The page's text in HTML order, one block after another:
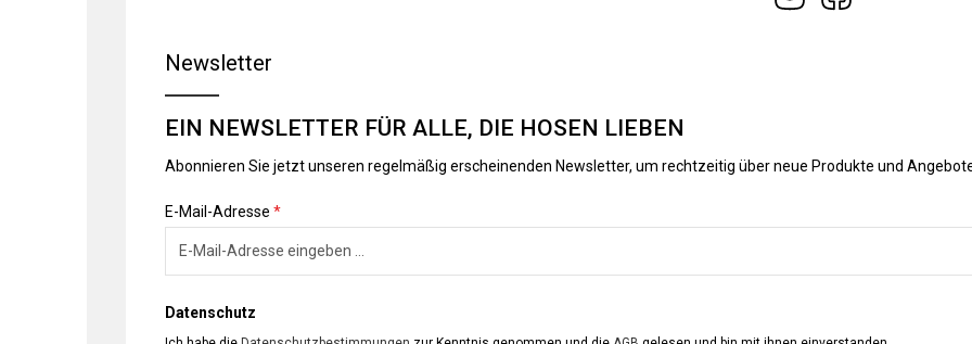
Newsletter
EIN NEWSLETTER FÜR ALLE, DIE HOSEN LIEBEN
Abonnieren Sie jetzt unseren regelmäßig erscheinenden Newsletter, um rechtzeitig über neue Produkte und
E-Mail-Adresse *
Datenschutz